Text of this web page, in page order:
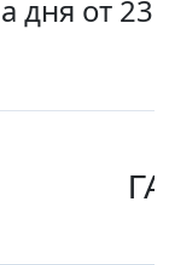
дня от 23